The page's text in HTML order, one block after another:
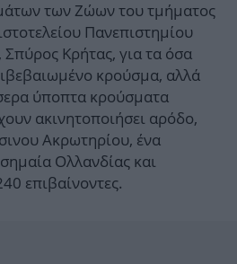
των Ζώων του τμήματος
Πανεπιστημίου
Κρήτας, για τα όσα
κρούσμα, αλλά
ύποπτα κρούσματα
ακινητοποιήσει αρόδο,
Ακρωτηρίου, ένα
Ολλανδίας και
επιβαίνοντες.